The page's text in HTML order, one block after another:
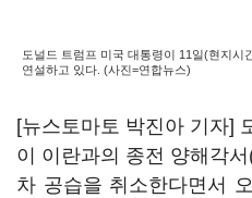
도널드 트럼프 미국 대통령이 11일(현지시
연설하고 있다. (사진=연합뉴스)
[뉴스토마토 박진아 기자]
이 이란과의 종전 양해각
차 공습을 취소한다면서